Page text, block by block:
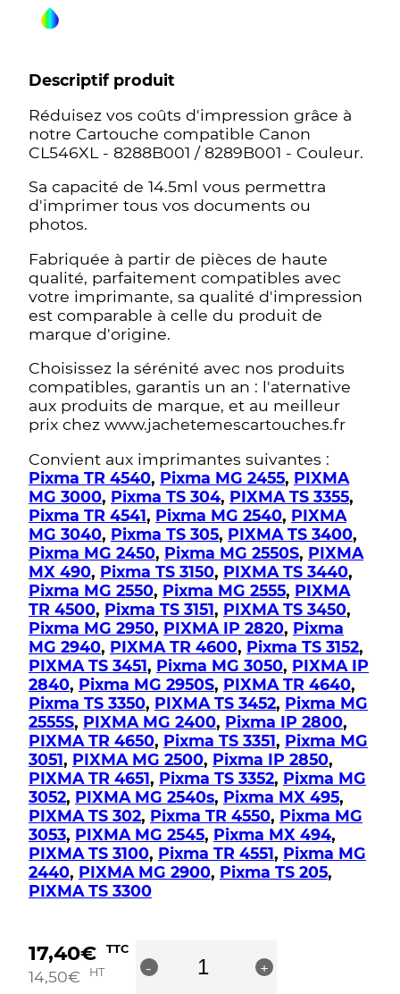
Descriptif produit
Réduisez vos coûts d'impression grâce à
notre Cartouche compatible Canon
CL546XL - 8288B001 / 8289B001 - Couleur.
Sa capacité de 14.5ml vous permettra
d'imprimer tous vos documents ou
photos.
Fabriquée à partir de pièces de haute
qualité, parfaitement compatibles avec
votre imprimante, sa qualité d'impression
est comparable à celle du produit de
marque d'origine.
Choisissez la sérénité avec nos produits
compatibles, garantis un an : l'aternative
aux produits de marque, et au meilleur
prix chez www.jachetemescartouches.fr
Convient aux imprimantes suivantes :
Pixma TR 4540, Pixma MG 2455, PIXMA
MG 3000, Pixma TS 304, PIXMA TS 3355,
Pixma TR 4541, Pixma MG 2540, PIXMA
MG 3040, Pixma TS 305, PIXMA TS 3400,
Pixma MG 2450, Pixma MG 2550S, PIXMA
MX 490, Pixma TS 3150, PIXMA TS 3440,
Pixma MG 2550, Pixma MG 2555, PIXMA
TR 4500, Pixma TS 3151, PIXMA TS 3450,
Pixma MG 2950, PIXMA IP 2820, Pixma
MG 2940, PIXMA TR 4600, Pixma TS 3152,
PIXMA TS 3451, Pixma MG 3050, PIXMA IP
2840, Pixma MG 2950S, PIXMA TR 4640,
Pixma TS 3350, PIXMA TS 3452, Pixma MG
2555S, PIXMA MG 2400, Pixma IP 2800,
PIXMA TR 4650, Pixma TS 3351, Pixma MG
3051, PIXMA MG 2500, Pixma IP 2850,
PIXMA TR 4651, Pixma TS 3352, Pixma MG
3052, PIXMA MG 2540s, Pixma MX 495,
PIXMA TS 302, Pixma TR 4550, Pixma MG
3053, PIXMA MG 2545, Pixma MX 494,
PIXMA TS 3100, Pixma TR 4551, Pixma MG
2440, PIXMA MG 2900, Pixma TS 205,
PIXMA TS 3300
17,40€ TTC
14,50€ HT - +